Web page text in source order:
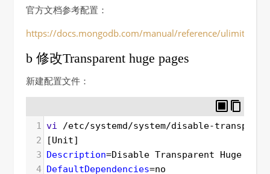
官方文档参考配置：
https://docs.mongodb.com/manual/reference/ulimit/
b 修改Transparent huge pages
新建配置文件：
1 vi /etc/systemd/system/disable-
2
[Unit]
3 Description=Disable Transparent Huge
4 DefaultDependencies=no